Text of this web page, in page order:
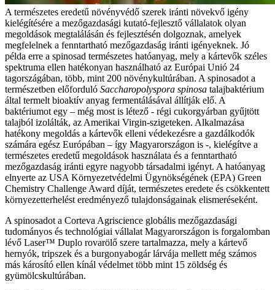
A természetes eredetű növényvédő szerek iránti növekvő igény
kielégítésére a mezőgazdasági kutató-fejlesztő vállalatok olyan
megoldások megtalálásán és fejlesztésén dolgoznak, amelyek
megfelelnek a fenntartható mezőgazdaság iránti igényeknek. Jó
példa erre a spinosad természetes hatóanyag, mely a kártevők széles
spektruma ellen hatékonyan használható az Európai Unió 24
tagországában, több, mint 200 növénykultúrában. A spinosadot a
természetben előforduló Saccharopolyspora spinosa talajbaktérium
által termelt bioaktív anyag fermentálásával állítják elő. A
baktériumot egy – még most is létező - régi cukorgyárban gyűjtött
talajból izolálták, az Amerikai Virgin-szigeteken. Alkalmazása
hatékony megoldás a kártevők elleni védekezésre a gazdálkodók
számára egész Európában – így Magyarországon is -, kielégítve a
természetes eredetű megoldások használata és a fenntartható
mezőgazdaság iránti egyre nagyobb társadalmi igényt. A hatóanyag
elnyerte az USA Környezetvédelmi Ügynökségének (EPA) Green
Chemistry Challenge Award díját, természetes eredete és csökkentett
környezetterhelést eredményező tulajdonságainak elismeréseként.
A spinosadot a Corteva Agriscience globális mezőgazdasági
tudományos és technológiai vállalat Magyarországon is forgalomban
lévő Laser™ Duplo rovarölő szere tartalmazza, mely a kártevő
hernyók, tripszek és a burgonyabogár lárvája mellett még számos
más károsító ellen kínál védelmet több mint 15 zöldség és
gyümölcskultúrában.